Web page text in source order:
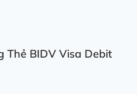
Thẻ BIDV Visa Debit